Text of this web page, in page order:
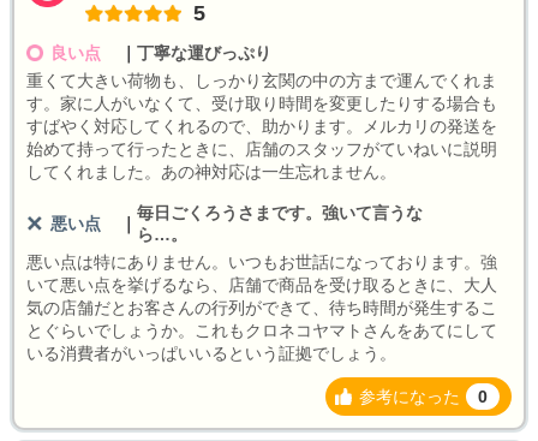
5
良い点
丁寧な運びっぷり
重くて大きい荷物も、しっかり玄関の中の方まで運んでくれま
す。家に人がいなくて、受け取り時間を変更したりする場合も
すばやく対応してくれるので、助かります。メルカリの発送を
始めて持って行ったときに、店舗のスタッフがていねいに説明
してくれました。あの神対応は一生忘れません。
悪い点
毎日ごくろうさまです。強いて言うな
ら…。
悪い点は特にありません。いつもお世話になっております。強
いて悪い点を挙げるなら、店舗で商品を受け取るときに、大人
気の店舗だとお客さんの行列ができて、待ち時間が発生するこ
とぐらいでしょうか。これもクロネコヤマトさんをあてにして
いる消費者がいっぱいいるという証拠でしょう。
参考になった 0